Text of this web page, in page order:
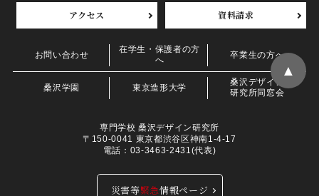
アクセス 資料請求
お問い合わせ
在学生・保護者の方
へ
卒業生の方へ
桑沢学園 東京造形大学
桑沢デザイン
研究所同窓会
専門学校 桑沢デザイン研究所
〒150-0041 東京都渋谷区神南1-4-17
電話：03-3463-2431(代表)
災害等緊急情報ページ
▲